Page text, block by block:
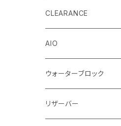
EK by LM Tek
Stealkey Customs
CLEARANCE
AIO
ウォーターブロック
CPUウォーターブロック
リザーバー